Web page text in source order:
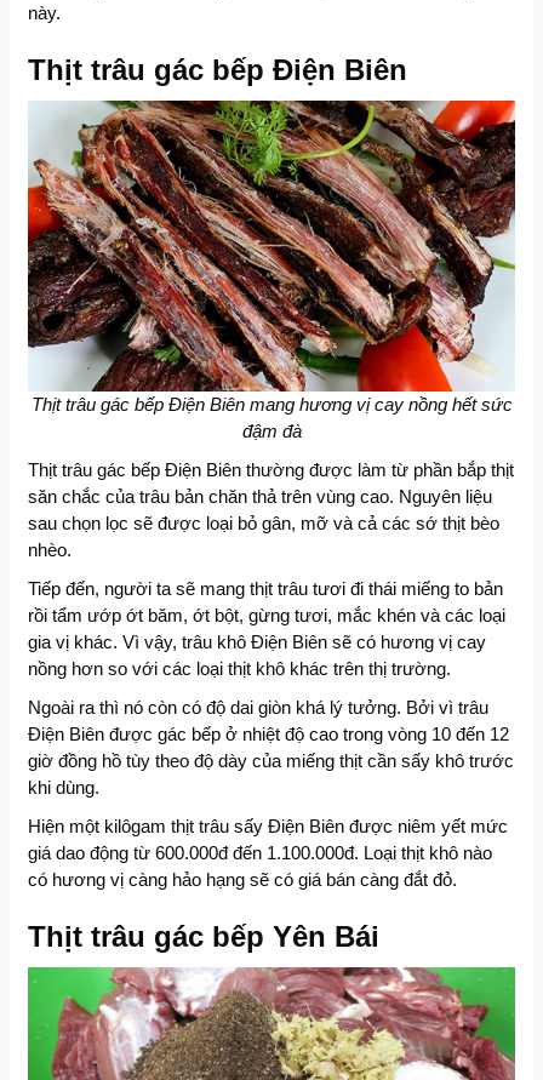
này.
Thịt trâu gác bếp Điện Biên
Thịt trâu gác bếp Điện Biên mang hương vị cay nồng hết sức
đậm đà
Thịt trâu gác bếp Điện Biên thường được làm từ phần bắp thịt
săn chắc của trâu bản chăn thả trên vùng cao. Nguyên liệu
sau chọn lọc sẽ được loại bỏ gân, mỡ và cả các sớ thịt bèo
nhèo.
Tiếp đến, người ta sẽ mang thịt trâu tươi đi thái miếng to bản
rồi tẩm ướp ớt băm, ớt bột, gừng tươi, mắc khén và các loại
gia vị khác. Vì vậy, trâu khô Điện Biên sẽ có hương vị cay
nồng hơn so với các loại thịt khô khác trên thị trường.
Ngoài ra thì nó còn có độ dai giòn khá lý tưởng. Bởi vì trâu
Điện Biên được gác bếp ở nhiệt độ cao trong vòng 10 đến 12
giờ đồng hồ tùy theo độ dày của miếng thịt cần sấy khô trước
khi dùng.
Hiện một kilôgam thịt trâu sấy Điện Biên được niêm yết mức
giá dao động từ 600.000đ đến 1.100.000đ. Loại thịt khô nào
có hương vị càng hảo hạng sẽ có giá bán càng đắt đỏ.
Thịt trâu gác bếp Yên Bái